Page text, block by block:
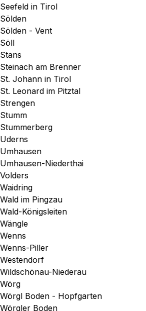
Seefeld in Tirol
Sölden
Sölden - Vent
Söll
Stans
Steinach am Brenner
St. Johann in Tirol
St. Leonard im Pitztal
Strengen
Stumm
Stummerberg
Uderns
Umhausen
Umhausen-Niederthai
Volders
Waidring
Wald im Pingzau
Wald-Königsleiten
Wängle
Wenns
Wenns-Piller
Westendorf
Wildschönau-Niederau
Wörg
Wörgl Boden - Hopfgarten
Wörgler Boden